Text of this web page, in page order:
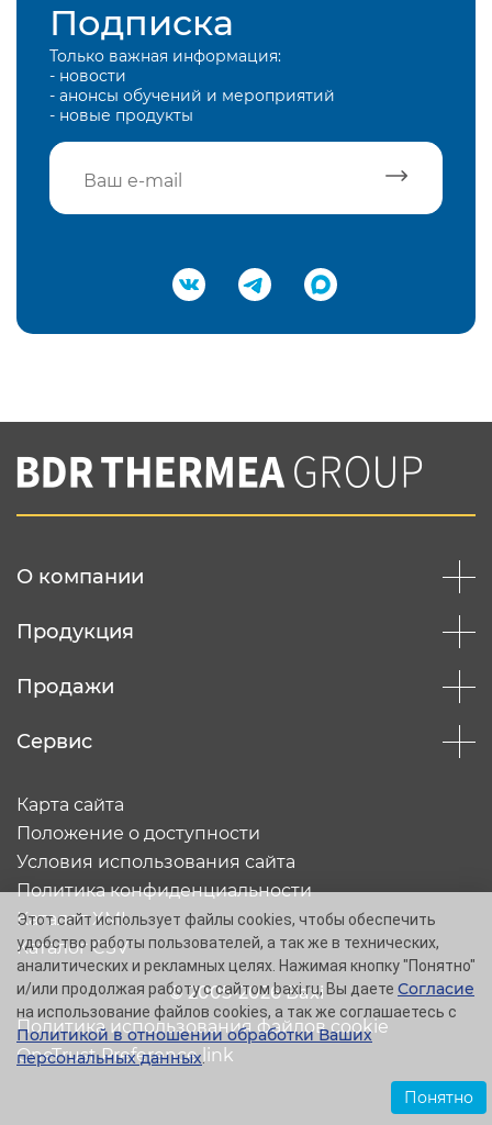
Подписка
Только важная информация:
- новости
- анонсы обучений и мероприятий
- новые продукты
Подтвердить e-mail
Вы соглашаетесь с нашей политикой
конфеденциальности
О компании
Продукция
Продажи
Сервис
© 2005-2026 Baxi
Карта сайта
Положение о доступности
Условия использования сайта
Политика конфиденциальности
Каталог XML
Каталог CSV
Политика использования файлов cookie
OneTrust Preference link
Этот сайт использует файлы cookies, чтобы обеспечить
удобство работы пользователей, а так же в технических,
аналитических и рекламных целях. Нажимая кнопку "Понятно"
и/или продолжая работу с сайтом baxi.ru, Вы даете Согласие
на использование файлов cookies, а так же соглашаетесь с
Политикой в отношении обработки Ваших
персональных данных.
Понятно